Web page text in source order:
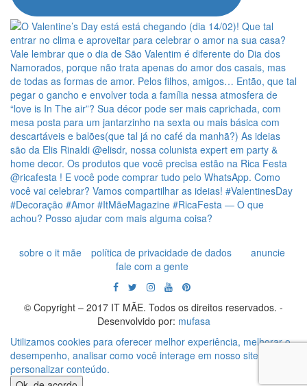
sobre o it mãe política de privacidade de dados
anuncie
fale com a gente
© Copyright – 2017 IT MÃE. Todos os direitos reservados. -
Desenvolvido por: mufasa
Utilizamos cookies para oferecer melhor experiência, melhorar o
desempenho, analisar como você interage em nosso site e
personalizar conteúdo.